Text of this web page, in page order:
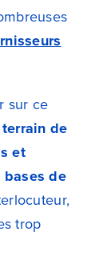
sur ce
terrain de
et
de
trop